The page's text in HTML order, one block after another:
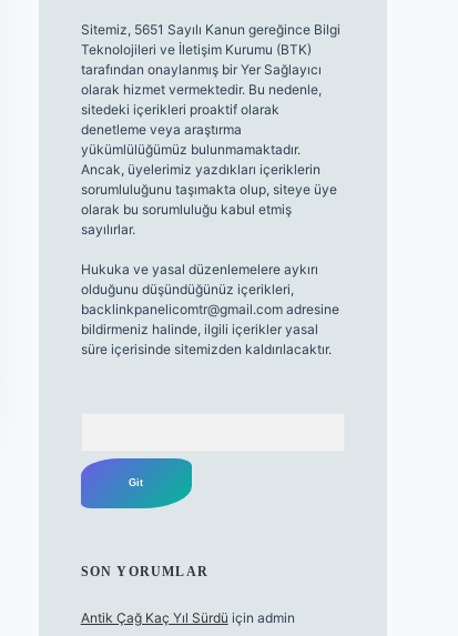
Sitemiz, 5651 Sayılı Kanun gereğince Bilgi
Teknolojileri ve İletişim Kurumu (BTK)
tarafından onaylanmış bir Yer Sağlayıcı
olarak hizmet vermektedir. Bu nedenle,
sitedeki içerikleri proaktif olarak
denetleme veya araştırma
yükümlülüğümüz bulunmamaktadır.
Ancak, üyelerimiz yazdıkları içeriklerin
sorumluluğunu taşımakta olup, siteye üye
olarak bu sorumluluğu kabul etmiş
sayılırlar.
Hukuka ve yasal düzenlemelere aykırı
olduğunu düşündüğünüz içerikleri,
backlinkpanelicomtr@gmail.comadresine
bildirmeniz halinde, ilgili içerikler yasal
süre içerisinde sitemizden kaldırılacaktır.
SON YORUMLAR
Antik Çağ Kaç Yıl Sürdü için admin